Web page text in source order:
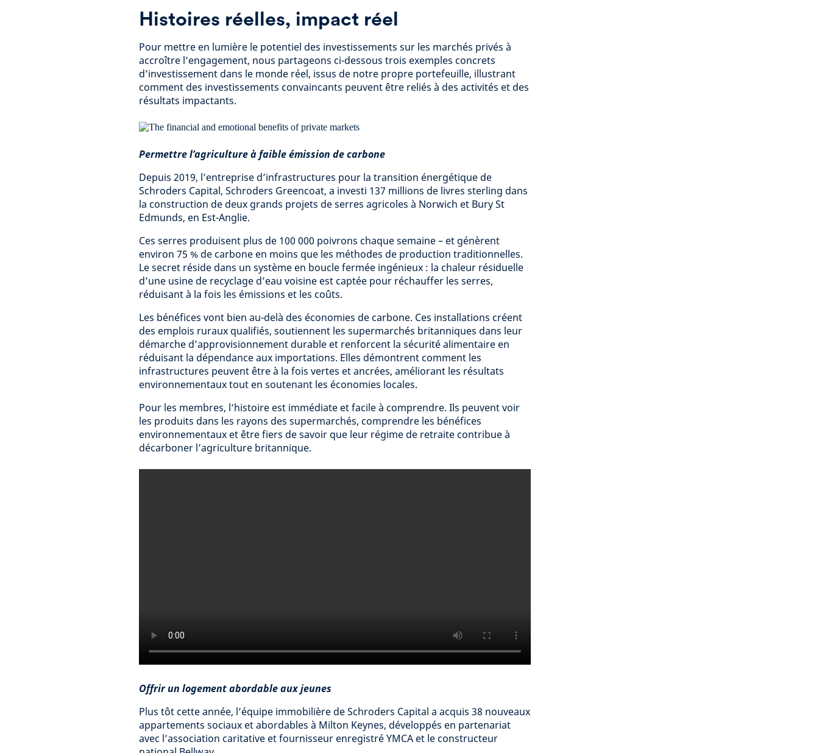
Histoires réelles, impact réel
Pour mettre en lumière le potentiel des investissements sur les marchés privés à
accroître l’engagement, nous partageons ci-dessous trois exemples concrets
d’investissement dans le monde réel, issus de notre propre portefeuille, illustrant
comment des investissements convaincants peuvent être reliés à des activités et des
résultats impactants.
Permettre l’agriculture à faible émission de carbone
Depuis 2019, l’entreprise d’infrastructures pour la transition énergétique de
Schroders Capital, Schroders Greencoat, a investi 137 millions de livres sterling dans
la construction de deux grands projets de serres agricoles à Norwich et Bury St
Edmunds, en Est-Anglie.
Ces serres produisent plus de 100 000 poivrons chaque semaine – et génèrent
environ 75 % de carbone en moins que les méthodes de production traditionnelles.
Le secret réside dans un système en boucle fermée ingénieux : la chaleur résiduelle
d’une usine de recyclage d’eau voisine est captée pour réchauffer les serres,
réduisant à la fois les émissions et les coûts.
Les bénéfices vont bien au-delà des économies de carbone. Ces installations créent
des emplois ruraux qualifiés, soutiennent les supermarchés britanniques dans leur
démarche d’approvisionnement durable et renforcent la sécurité alimentaire en
réduisant la dépendance aux importations. Elles démontrent comment les
infrastructures peuvent être à la fois vertes et ancrées, améliorant les résultats
environnementaux tout en soutenant les économies locales.
Pour les membres, l’histoire est immédiate et facile à comprendre. Ils peuvent voir
les produits dans les rayons des supermarchés, comprendre les bénéfices
environnementaux et être fiers de savoir que leur régime de retraite contribue à
décarboner l’agriculture britannique.
Offrir un logement abordable aux jeunes
Plus tôt cette année, l’équipe immobilière de Schroders Capital a acquis 38 nouveaux
appartements sociaux et abordables à Milton Keynes, développés en partenariat
avec l’association caritative et fournisseur enregistré YMCA et le constructeur